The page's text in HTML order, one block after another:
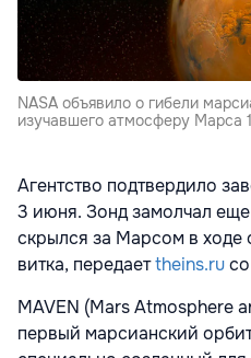
NASA объявило о гибели
изучавшего атмосферу Марса
Агентство подтвердило
3 июня. Зонд замолчал еще
скрылся за Марсом в ходе
витка, передаетtheins.ru
MAVEN (Mars Atmosphere
первый марсианский